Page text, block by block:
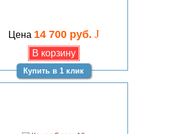
Цена 14 700 руб. J
Купить в 1 клик